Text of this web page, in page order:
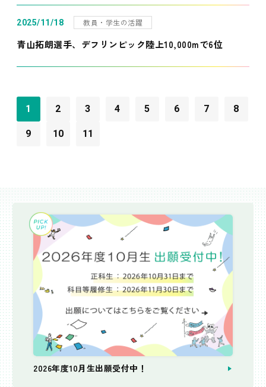
2025/11/18 教員・学生の活躍
青山拓朗選手、デフリンピック陸上10,000mで6位
1 2 3 4 5 6 7 8
9 10 11
2026年度10月生出願受付中！